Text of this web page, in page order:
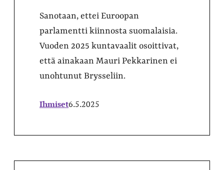
Sanotaan, ettei Euroopan
parlamentti kiinnosta suomalaisia.
Vuoden 2025 kuntavaalit osoittivat,
että ainakaan Mauri Pekkarinen ei
unohtunut Brysseliin.
Ihmiset6.5.2025